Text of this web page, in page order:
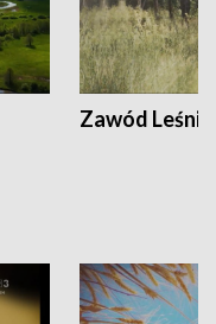
Zawód Leśnik